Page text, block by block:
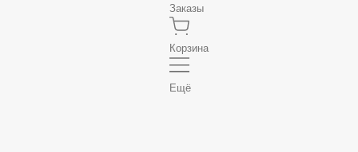
Заказы
Корзина
Ещё